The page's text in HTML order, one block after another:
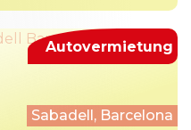
Sabadell, Barcelona
Autovermietung